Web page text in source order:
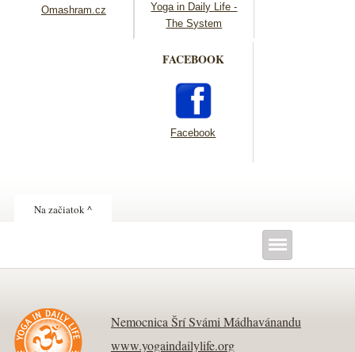
Omashram.cz
Yoga in Daily Life -
The System
FACEBOOK
Facebook
Na začiatok ^
Nemocnica Šrí Svámi Mádhavánandu
www.yogaindailylife.org